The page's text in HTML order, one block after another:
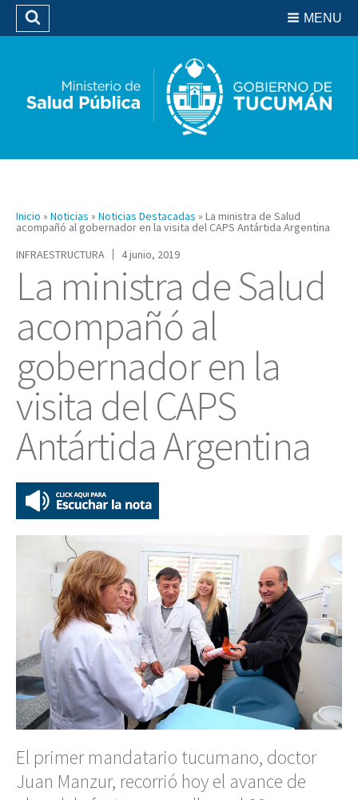
Biblioteca
MENU
Buscar
Inicio » Noticias » Noticias Destacadas » La ministra de Salud
acompañó al gobernador en la visita del CAPS Antártida Argentina
INFRAESTRUCTURA
4 junio, 2019
La ministra de Salud
acompañó al
gobernador en la
visita del CAPS
Antártida Argentina
El primer mandatario tucumano, doctor
Juan Manzur, recorrió hoy el avance de